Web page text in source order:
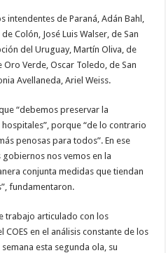
intendentes de Paraná, Adán Bahl,
Colón, José Luis Walser, de San
del Uruguay, Martín Oliva, de
Verde, Oscar Toledo, de San
Avellaneda, Ariel Weiss.
“debemos preservar la
porque “de lo contrario
penosas para todos”. En ese
nos vemos en la
conjunta medidas que tiendan
fundamentaron.
trabajo articulado con los
en el análisis constante de los
esta segunda ola, su